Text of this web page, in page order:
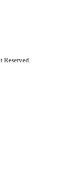
Reserved.